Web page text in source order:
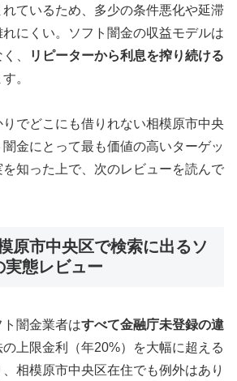
ているため、多少の条件悪化や延滞
にくい。ソフト闇金の収益モデルは
、
リピーターから利息を搾り続ける
。
りでどこにも借りれない相模原市中央
金にとって最も価値の高いターゲッ
を知った上で、次のレビューを読んで
原市中央区で検索に出るソ
実態レビュー
闇金業者はすべて金融庁未登録の違
上限金利（年20%）を大幅に超える
相模原市中央区在住でも例外はあり